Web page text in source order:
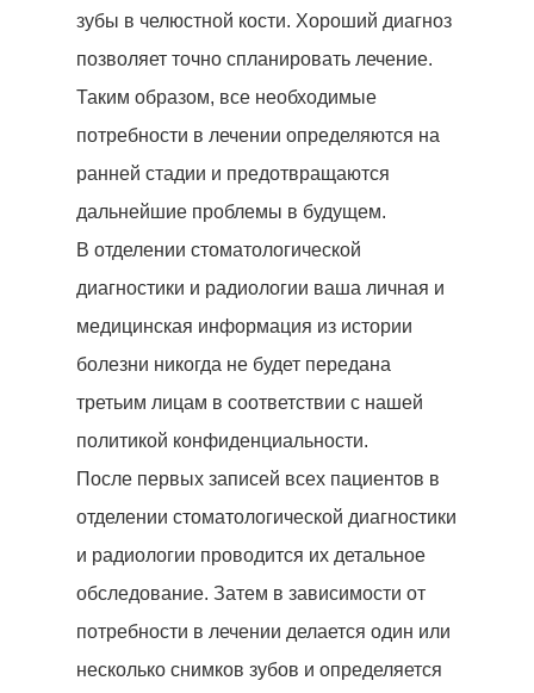
зубы в челюстной кости. Хороший диагноз
позволяет точно спланировать лечение.
Таким образом, все необходимые
потребности в лечении определяются на
ранней стадии и предотвращаются
дальнейшие проблемы в будущем.
В отделении стоматологической
диагностики и радиологии ваша личная и
медицинская информация из истории
болезни никогда не будет передана
третьим лицам в соответствии с нашей
политикой конфиденциальности.
После первых записей всех пациентов в
отделении стоматологической диагностики
и радиологии проводится их детальное
обследование. Затем в зависимости от
потребности в лечении делается один или
несколько снимков зубов и определяется